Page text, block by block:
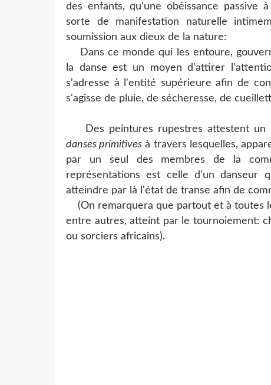
des enfants, qu'une obéissance passive
sorte de manifestation naturelle
soumission aux dieux de la nature:
Dans ce monde qui les entoure,
la danse est un moyen d'attirer
s'adresse à l'entité supérieure afin de
s'agisse de pluie, de sécheresse, de
Des peintures rupestres attestent un
danses primitives à travers lesquelles,
par un seul des membres de la
représentations est celle d'un danseur
atteindre par là l'état de transe afin de
(On remarquera que partout et à toutes
entre autres, atteint par le tournoiement:
ou sorciers africains).